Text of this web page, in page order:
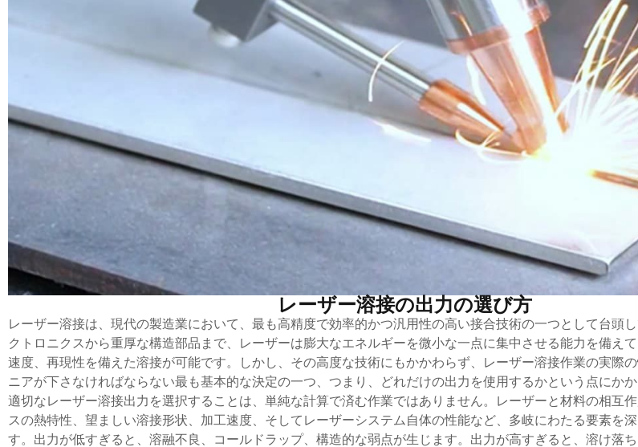
レーザー溶接の出力の選び方
レーザー溶接は、現代の製造業において、最も高精度で効率的かつ汎用性の高い接合技術の一つとして台頭
クトロニクスから重厚な構造部品まで、レーザーは膨大なエネルギーを微小な一点に集中させる能力を備えて
速度、再現性を備えた溶接が可能です。しかし、その高度な技術にもかかわらず、レーザー溶接作業の実際
ニアが下さなければならない最も基本的な決定の一つ、つまり、どれだけの出力を使用するかという点にか
適切なレーザー溶接出力を選択することは、単純な計算で済む作業ではありません。レーザーと材料の相互
スの熱特性、望ましい溶接形状、加工速度、そしてレーザーシステム自体の性能など、多岐にわたる要素を
す。出力が低すぎると、溶融不良、コールドラップ、構造的な弱点が生じます。出力が高すぎると、溶け落